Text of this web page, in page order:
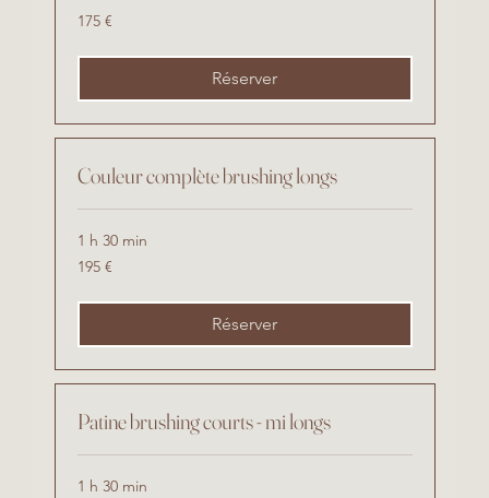
175
euros
175 €
Réserver
Couleur complète brushing longs
1 h 30 min
195
euros
195 €
Réserver
Patine brushing courts - mi longs
1 h 30 min